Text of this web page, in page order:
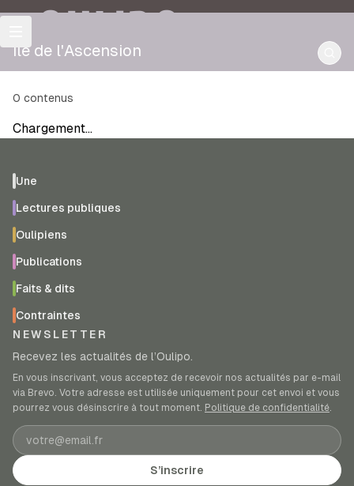
OULIPO
île de l'Ascension
0 contenus
Chargement…
Une
Lectures publiques
Oulipiens
Publications
Faits & dits
Contraintes
NEWSLETTER
Recevez les actualités de l’Oulipo.
En vous inscrivant, vous acceptez de recevoir nos actualités par e-mail
via Brevo. Votre adresse est utilisée uniquement pour cet envoi et vous
pourrez vous désinscrire à tout moment. Politique de confidentialité.
Adresse e-mail
S’inscrire